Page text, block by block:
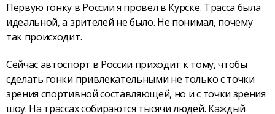
Первую гонку в России я провёл в Курске. Трасса была
идеальной, а зрителей не было. Не понимал, почему
так происходит.
Сейчас автоспорт в России приходит к тому, чтобы
сделать гонки привлекательными не только с точки
зрения спортивной составляющей, но и с точки зрения
шоу. На трассах собираются тысячи людей. Каждый